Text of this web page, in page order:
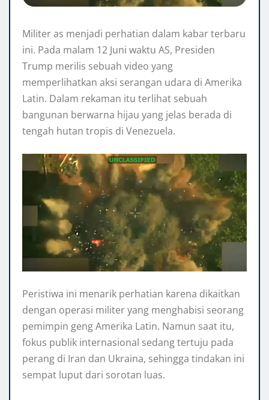
Militer as menjadi perhatian dalam kabar terbaru
ini. Pada malam 12 Juni waktu AS, Presiden
Trump merilis sebuah video yang
memperlihatkan aksi serangan udara di Amerika
Latin. Dalam rekaman itu terlihat sebuah
bangunan berwarna hijau yang jelas berada di
tengah hutan tropis di Venezuela.
Peristiwa ini menarik perhatian karena dikaitkan
dengan operasi militer yang menghabisi seorang
pemimpin geng Amerika Latin. Namun saat itu,
fokus publik internasional sedang tertuju pada
perang di Iran dan Ukraina, sehingga tindakan ini
sempat luput dari sorotan luas.